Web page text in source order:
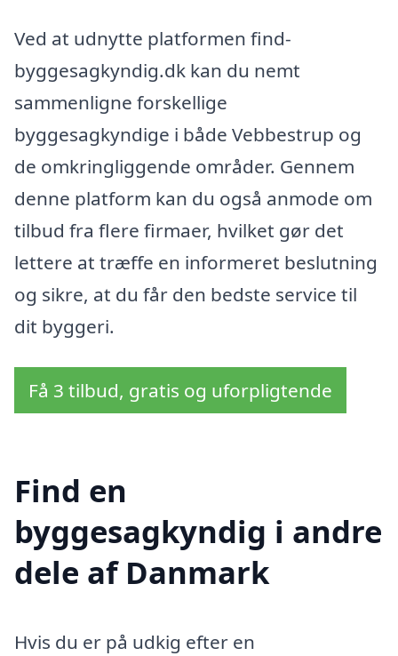
Ved at udnytte platformen find-
byggesagkyndig.dk kan du nemt
sammenligne forskellige
byggesagkyndige i både Vebbestrup og
de omkringliggende områder. Gennem
denne platform kan du også anmode om
tilbud fra flere firmaer, hvilket gør det
lettere at træffe en informeret beslutning
og sikre, at du får den bedste service til
dit byggeri.
Få 3 tilbud, gratis og uforpligtende
Find en
byggesagkyndig i andre
dele af Danmark
Hvis du er på udkig efter en